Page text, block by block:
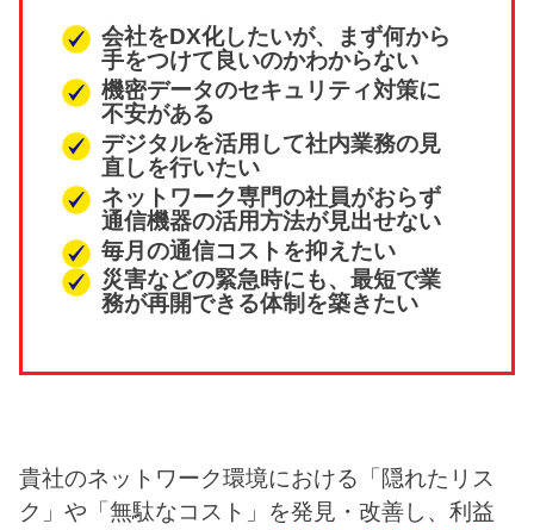
会社をDX化したいが、まず何から
手をつけて良いのかわからない
機密データのセキュリティ対策に
不安がある
デジタルを活用して社内業務の見
直しを行いたい
ネットワーク専門の社員がおらず
通信機器の活用方法が見出せない
毎月の通信コストを抑えたい
災害などの緊急時にも、最短で業
務が再開できる体制を築きたい
貴社のネットワーク環境における「隠れたリス
ク」や「無駄なコスト」を発見・改善し、利益